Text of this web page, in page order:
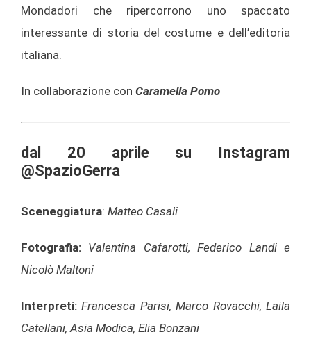
Mondadori che ripercorrono uno spaccato
interessante di storia del costume e dell’editoria
italiana.
In collaborazione con Caramella Pomo
dal 20 aprile su Instagram
@SpazioGerra
Sceneggiatura: Matteo Casali
Fotografia: Valentina Cafarotti, Federico Landi e
Nicolò Maltoni
Interpreti: Francesca Parisi, Marco Rovacchi, Laila
Catellani, Asia Modica, Elia Bonzani